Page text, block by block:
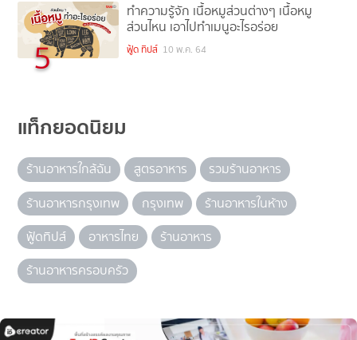
5
ทำความรู้จัก เนื้อหมูส่วนต่างๆ เนื้อหมู
ส่วนไหน เอาไปทำเมนูอะไรอร่อย
ฟู้ด ทิปส์ 10 พ.ค. 64
แท็กยอดนิยม
ร้านอาหารใกล้ฉัน สูตรอาหาร
รวมร้านอาหาร
ร้านอาหารกรุงเทพ
กรุงเทพ
ร้านอาหารในห้าง
ฟู้ดทิปส์
อาหารไทย
ร้านอาหาร
ร้านอาหารครอบครัว